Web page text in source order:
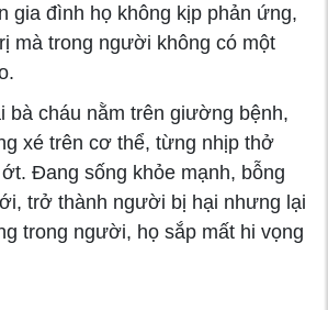
gia đình họ không kịp phản ứng,
mà trong người không có một
cháu nằm trên giường bệnh,
xé trên cơ thể, từng nhịp thở
Đang sống khỏe mạnh, bỗng
trở thành người bị hại nhưng lại
trong người, họ sắp mất hi vọng